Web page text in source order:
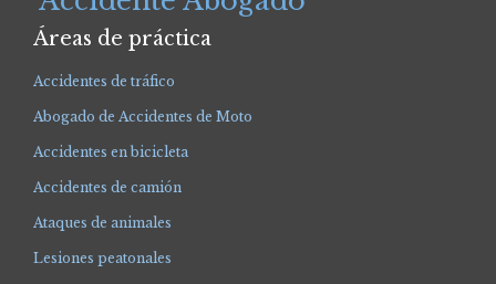
Áreas de práctica
Accidentes de tráfico
Abogado de Accidentes de Moto
Accidentes en bicicleta
Accidentes de camión
Ataques de animales
Lesiones peatonales